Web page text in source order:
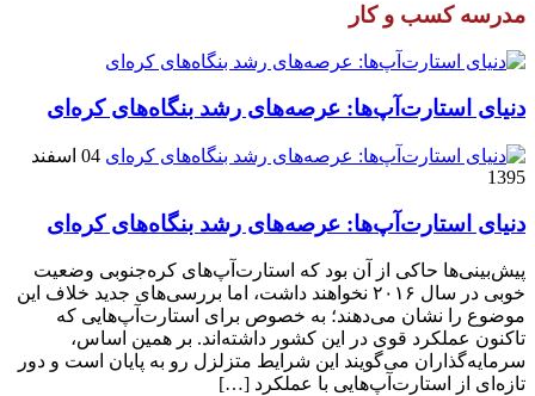
مدرسه کسب و کار
دنیای استارت‌آپ‌ها: عرصه‌های رشد بنگاه‌های کره‌ای‌
04 اسفند
1395
دنیای استارت‌آپ‌ها: عرصه‌های رشد بنگاه‌های کره‌ای‌
پیش‌بینی‌ها حاکی از آن بود که استارت‌آپ‌های کره‌جنوبی وضعیت
خوبی در سال ۲۰۱۶ نخواهند داشت، اما بررسی‌های جدید خلاف این
موضوع را نشان می‌دهند؛ به خصوص برای استارت‌آپ‌هایی که
تاکنون عملکرد قوی در این کشور داشته‌اند. بر همین اساس،
سرمایه‌گذاران می‌گویند این شرایط متزلزل رو به پایان است و دور
تازه‌ای از استارت‌آپ‌هایی با عملکرد […]